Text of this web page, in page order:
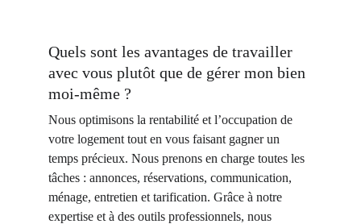
Quels sont les avantages de travailler
avec vous plutôt que de gérer mon bien
moi-même ?
Nous optimisons la rentabilité et l’occupation de
votre logement tout en vous faisant gagner un
temps précieux. Nous prenons en charge toutes les
tâches : annonces, réservations, communication,
ménage, entretien et tarification. Grâce à notre
expertise et à des outils professionnels, nous